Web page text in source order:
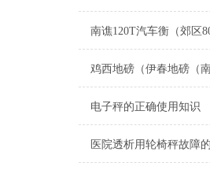
电子秤的正确使用知识
医院透析用轮椅秤故障